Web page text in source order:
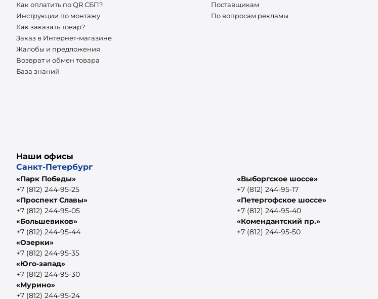
Как оплатить по QR СБП?
Инструкции по монтажу
Как заказать товар?
Заказ в Интернет-магазине
Жалобы и предложения
Возврат и обмен товара
База знаний
Поставщикам
По вопросам рекламы
Наши офисы
Санкт-Петербург
«Парк Победы»
+7 (812) 244-95-25
«Проспект Славы»
+7 (812) 244-95-05
«Большевиков»
+7 (812) 244-95-44
«Озерки»
+7 (812) 244-95-35
«Юго-запад»
+7 (812) 244-95-30
«Мурино»
+7 (812) 244-95-24
«Выборгское шоссе»
+7 (812) 244-95-17
«Петергофское шоссе»
+7 (812) 244-95-40
«Комендантский пр.»
+7 (812) 244-95-50